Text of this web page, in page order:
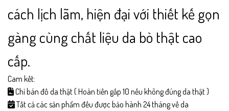
cách lịch lãm, hiện đại với thiết kế gọn
gàng cùng chất liệu da bò thật cao
cấp.
Cam kết:
Chỉ bán đồ da thật ( Hoàn tiền gấp 10 nếu không đúng da thật )
Tất cả các sản phẩm đều được bảo hành 24 tháng về da